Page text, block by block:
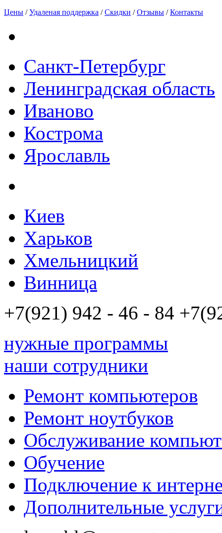
Цены /Удаленая поддержка /Скидки /Отзывы /Контакты
Санкт-Петербург
Ленинградская область
Иваново
Кострома
Ярославль
Киев
Харьков
Хмельницкий
Винница
+7(921) 942 - 46 - 84
нужные программы
наши сотрудники
Ремонт компьютеров
Ремонт ноутбуков
Обслуживание
Обучение
Подключение к
Дополнительные